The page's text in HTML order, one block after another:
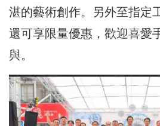
湛的藝術創作。另外至指定
還可享限量優惠，歡迎喜愛
與。